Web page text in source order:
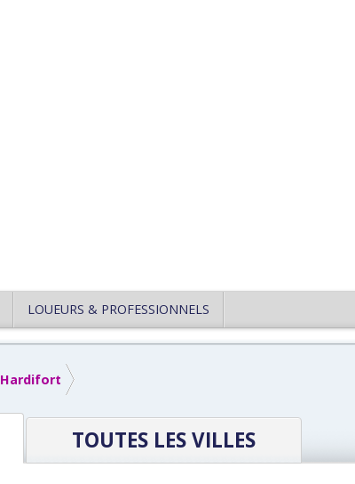
LOUEURS & PROFESSIONNELS
Hardifort
TOUTES LES VILLES